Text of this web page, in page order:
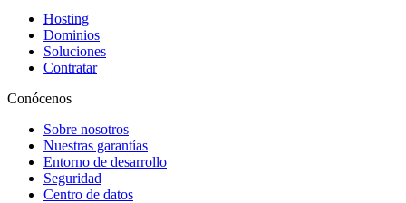
Hosting
Dominios
Soluciones
Contratar
Conócenos
Sobre nosotros
Nuestras garantías
Entorno de desarrollo
Seguridad
Centro de datos